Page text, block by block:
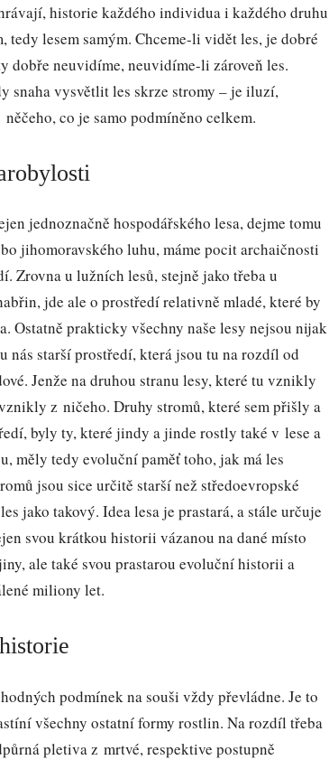
historie každého individua i každého druhu
tedy lesem samým. Chceme-li vidět les, je dobré
dobře neuvidíme, neuvidíme-li zároveň les.
snaha vysvětlit les skrze stromy – je iluzí,
co je samo podmíněno celkem.
jednoznačně hospodářského lesa, dejme tomu
jihomoravského luhu, máme pocit archaičnosti
Zrovna u lužních lesů, stejně jako třeba u
jde ale o prostředí relativně mladé, které by
Ostatně prakticky všechny naše lesy nejsou nijak
nás starší prostředí, která jsou tu na rozdíl od
Jenže na druhou stranu lesy, které tu vznikly
z ničeho. Druhy stromů, které sem přišly a
byly ty, které jindy a jinde rostly také v lese a
měly tedy evoluční paměť toho, jak má les
jsou sice určitě starší než středoevropské
jako takový. Idea lesa je prastará, a stále určuje
svou krátkou historii vázanou na dané místo
ale také svou prastarou evoluční historii a
miliony let.
podmínek na souši vždy převládne. Je to
všechny ostatní formy rostlin. Na rozdíl třeba
pletiva z mrtvé, respektive postupně